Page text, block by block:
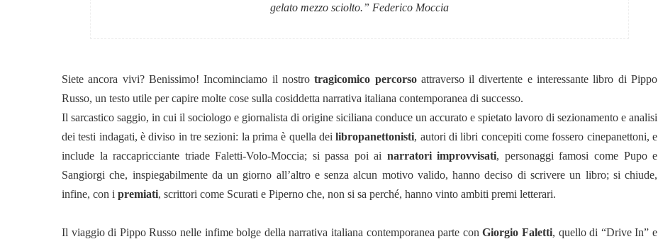
gelato mezzo sciolto.” Federico Moccia
Siete ancora vivi? Benissimo! Incominciamo il nostrotragicomico percorsoattraverso il divertente e interessante libro di Pippo
Russo, un testo utile per capire molte cose sulla cosiddetta narrativa italiana contemporanea di successo.
Il sarcastico saggio, in cui il sociologo e giornalista di origine siciliana conduce un accurato e spietato lavoro di sezionamento e analisi
dei testi indagati, è diviso in tre sezioni: la prima è quella deilibropanettonisti, autori di libri concepiti come fossero cinepanettoni, e
include la raccapricciante triade Faletti-Volo-Moccia; si passa poi ai narratori improvvisati, personaggi famosi come Pupo e
Sangiorgi che, inspiegabilmente da un giorno all’altro e senza alcun motivo valido, hanno deciso di scrivere un libro; si chiude,
infine, con i premiati, scrittori come Scurati e Piperno che, non si sa perché, hanno vinto ambiti premi letterari.
Il viaggio di Pippo Russo nelle infime bolge della narrativa italiana contemporanea parte conGiorgio Faletti, quello di “Drive In” e